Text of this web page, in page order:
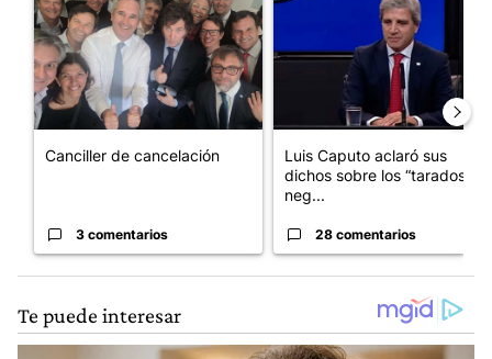
Canciller de cancelación
3 comentarios
Luis Caputo aclaró sus
dichos sobre los “tarados” y
neg...
28 comentarios